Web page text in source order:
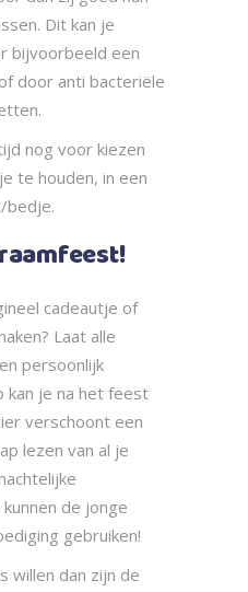
Dit kan je
bijvoorbeeld een
door anti bacteriële
nog voor kiezen
te houden, in een
bedje.
cadeautje of
Laat alle
persoonlijk
kan je na het feest
verschoont een
lezen van al je
de jonge
gebruiken!
willen dan zijn de